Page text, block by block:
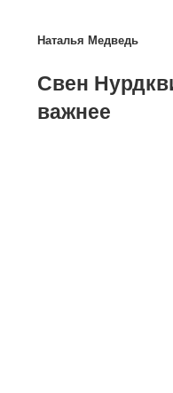
Наталья Медведь
​Свен
важнее